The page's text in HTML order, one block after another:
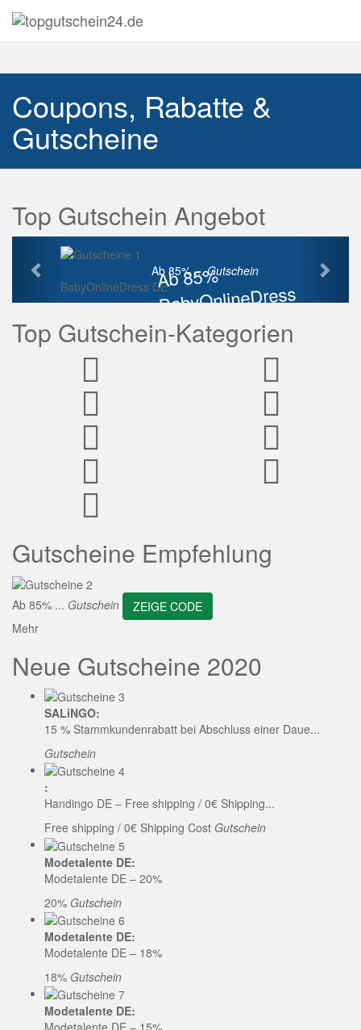
Coupons, Rabatte &
Gutscheine
Top Gutschein Angebot
Ab 85%
BabyOnlineDress
Rabatt
Ab 85% ...Gutschein
BabyOnlineDress DE
Vorherige
Top Gutschein-Kategorien
Gutscheine Empfehlung
Ab 85% ... Gutschein
ZEIGE CODE
Mehr
Neue Gutscheine 2020
SALiNGO:
15 % Stammkundenrabatt bei Abschluss einer Daue...
Gutschein
:
Handingo DE – Free shipping / 0€ Shipping...
Free shipping / 0€ Shipping Cost Gutschein
Modetalente DE:
Modetalente DE – 20%
20% Gutschein
Modetalente DE:
Modetalente DE – 18%
18% Gutschein
Modetalente DE: